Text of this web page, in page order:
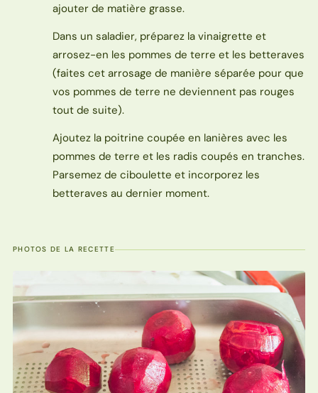
ajouter de matière grasse.
Dans un saladier, préparez la vinaigrette et
arrosez-en les pommes de terre et les betteraves
(faites cet arrosage de manière séparée pour que
vos pommes de terre ne deviennent pas rouges
tout de suite).
Ajoutez la poitrine coupée en lanières avec les
pommes de terre et les radis coupés en tranches.
Parsemez de ciboulette et incorporez les
betteraves au dernier moment.
PHOTOS DE LA RECETTE